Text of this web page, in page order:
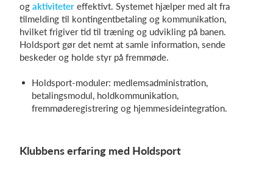
og aktiviteter effektivt. Systemet hjælper med alt fra
tilmelding til kontingentbetaling og kommunikation,
hvilket frigiver tid til træning og udvikling på banen.
Holdsport gør det nemt at samle information, sende
beskeder og holde styr på fremmøde.
Holdsport-moduler: medlemsadministration,
betalingsmodul, holdkommunikation,
fremmøderegistrering og hjemmesideintegration.
Klubbens erfaring med Holdsport